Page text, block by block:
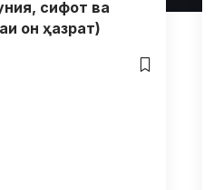
сифот ва
он ҳазрат)